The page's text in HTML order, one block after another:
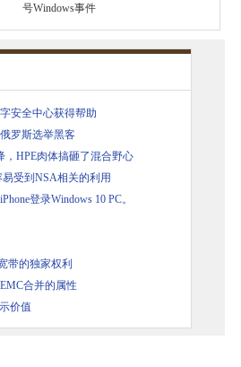
号Windows事件
安全中心获得帮助
罗斯选举黑客
HPE肉体搞砸了混合野心
受到NSA相关的利用
登录Windows 10 PC。
带的独家权利
合并的属性
价值